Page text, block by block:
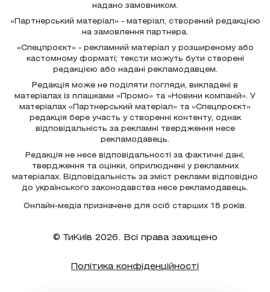
надано замовником.
«Партнерський матеріал» - матеріал, створений редакцією
на замовлення партнера.
«Спецпроєкт» - рекламний матеріал у розширеному або
кастомному форматі; тексти можуть бути створені
редакцією або надані рекламодавцем.
Редакція може не поділяти погляди, викладені в
матеріалах із плашками «Промо» та «Новини компаній». У
матеріалах «Партнерський матеріал» та «Спецпроєкт»
редакція бере участь у створенні контенту, однак
відповідальність за рекламні твердження несе
рекламодавець.
Редакція не несе відповідальності за фактичні дані,
твердження та оцінки, оприлюднені у рекламних
матеріалах. Відповідальність за зміст реклами відповідно
до українського законодавства несе рекламодавець.
Онлайн-медіа призначене для осіб старших 18 років.
© ТиКиїв 2026. Всі права захищено
Політика конфіденційності